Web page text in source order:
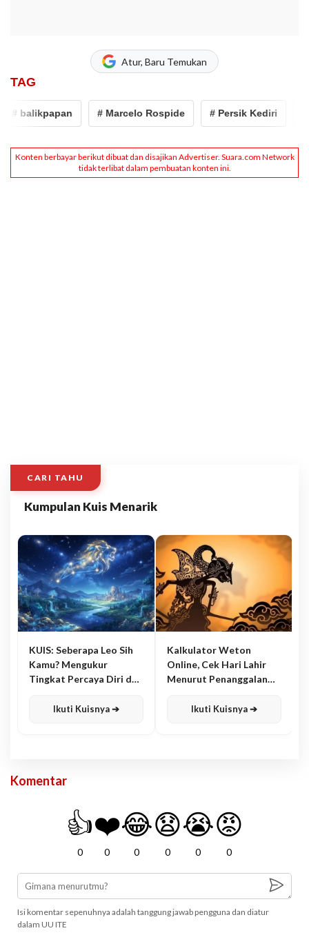
Atur, Baru Temukan
TAG
# balikpapan # Marcelo Rospide # Persik Kediri
CARI TAHU
Kumpulan Kuis Menarik
KUIS: Seberapa Leo Sih
Kamu? Mengukur
Tingkat Percaya Diri dan
Ikuti Kuisnya ➔
Kalkulator Weton
Online, Cek Hari Lahir
Menurut Penanggalan
Ikuti Kuisnya ➔
Komentar
👍
0
❤️
0
😂
0
😧
0
😭
0
😡
0
Isi komentar sepenuhnya adalah tanggung jawab pengguna dan diatur
dalam UU ITE